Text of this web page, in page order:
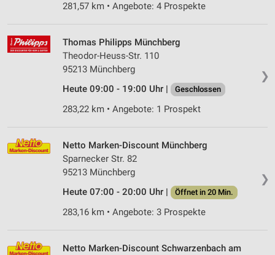
281,57 km • Angebote: 4 Prospekte
❯
Thomas Philipps Münchberg
Theodor-Heuss-Str. 110
95213 Münchberg
Heute 09:00 - 19:00 Uhr |
Geschlossen
283,22 km • Angebote: 1 Prospekt
❯
Netto Marken-Discount Münchberg
Sparnecker Str. 82
95213 Münchberg
Heute 07:00 - 20:00 Uhr |
Öffnet in 20 Min.
283,16 km • Angebote: 3 Prospekte
Netto Marken-Discount Schwarzenbach am